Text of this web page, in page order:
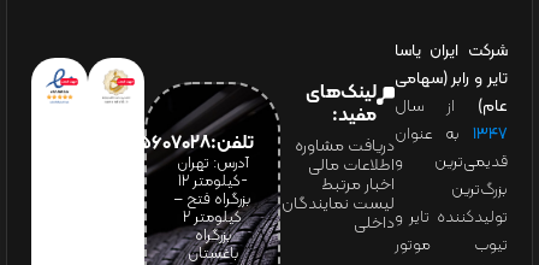
شرکت ایران یاسا
تایر و رابر (سهامی
عام) از سال
۱۳۴۷ به عنوان
قدیمی‌ترین و
بزرگ‌ترین
تولیدکننده تایر و
تیوب موتور
لینک‌های
مفید:
دریافت مشاوره
اطلاعات مالی
اخبار مرتبط
لیست نمایندگان
داخلی
تلفن:65607028(021)
آدرس: تهران
-کیلومتر 12
بزرگراه فتح –
کیلومتر ۲
بزرگراه
باغستان